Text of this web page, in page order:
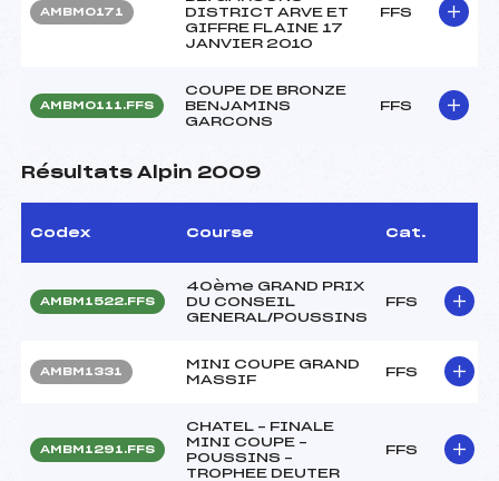
AMBM0171
DISTRICT ARVE ET
GIFFRE FLAINE 17
JANVIER 2010
FFS
AMBM0111.FFS
COUPE DE BRONZE
BENJAMINS
GARCONS
FFS
Résultats Alpin 2009
Codex Course Cat.
AMBM1522.FFS
40ème GRAND PRIX
DU CONSEIL
GENERAL/POUSSINS
FFS
AMBM1331
MINI COUPE GRAND
MASSIF
FFS
AMBM1291.FFS
CHATEL – FINALE
MINI COUPE –
POUSSINS –
TROPHEE DEUTER
FFS